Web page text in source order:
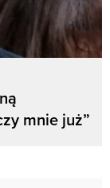
mnie już”